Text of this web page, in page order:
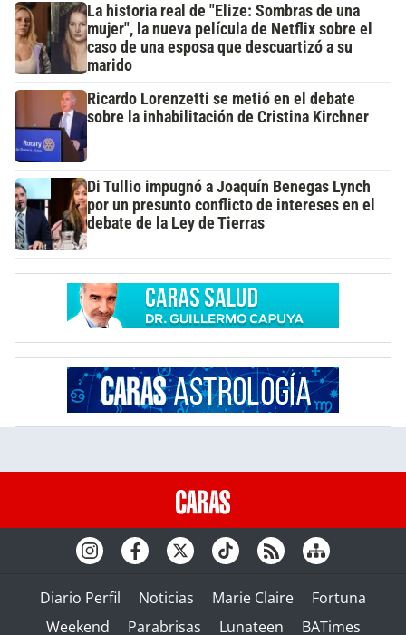
La historia real de "Elize: Sombras de una
mujer", la nueva película de Netflix sobre el
caso de una esposa que descuartizó a su
marido
Ricardo Lorenzetti se metió en el debate
sobre la inhabilitación de Cristina Kirchner
Di Tullio impugnó a Joaquín Benegas Lynch
por un presunto conflicto de intereses en el
debate de la Ley de Tierras
Diario Perfil Noticias Marie Claire
Fortuna
Weekend
Parabrisas Lunateen BATimes